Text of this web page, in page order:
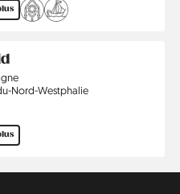
Nord-Westphalie